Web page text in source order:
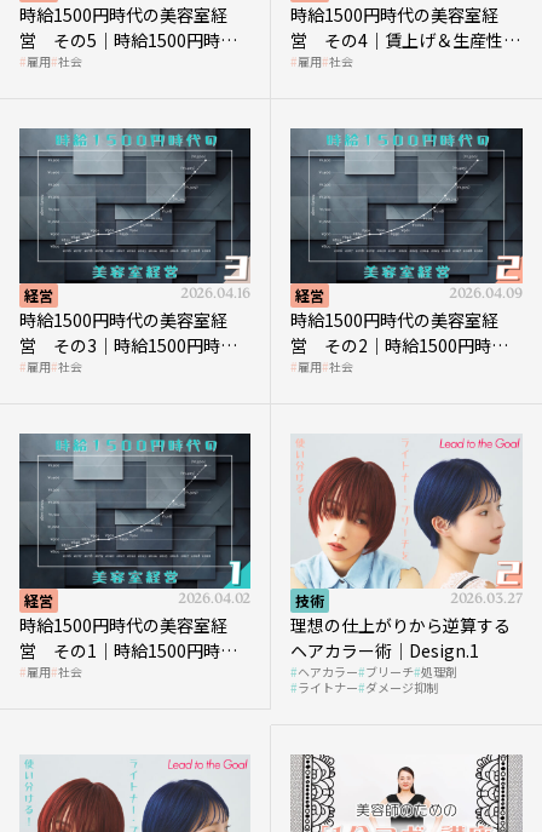
時給1500円時代の美容室経
営 その5｜時給1500円時代
の到来は美容業の収益構造を
雇用 社会
時給1500円時代の美容室経
営 その4｜賃上げ＆生産性向
上につなげる賢い助成金活用
雇用 社会
経営 2026.04.16
時給1500円時代の美容室経
営 その3｜時給1500円時
代、美容業はどのような影響
雇用 社会
経営 2026.04.09
時給1500円時代の美容室経
営 その2｜時給1500円時代
に支払う給与はいくらなのか
雇用 社会
経営 2026.04.02
時給1500円時代の美容室経
営 その1｜時給1500円時代
へ向かう社会的背景
雇用 社会
技術 2026.03.27
理想の仕上がりから逆算する
ヘアカラー術｜Design.1
ヘアカラー ブリーチ 処理剤
ライトナー ダメージ抑制